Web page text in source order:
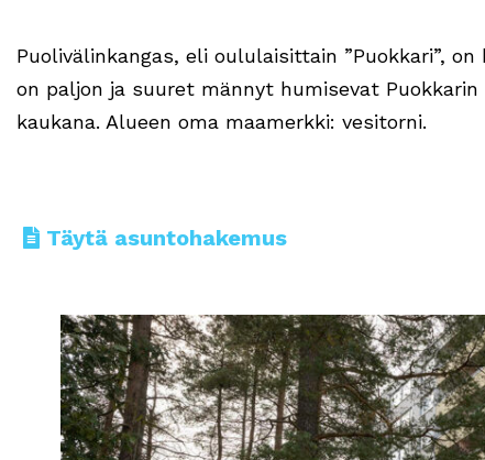
Puolivälinkangas, eli oululaisittain ”Puokkari”,
on paljon ja suuret männyt humisevat
kaukana. Alueen oma maamerkki: vesitorni.
Täytä asuntohakemus